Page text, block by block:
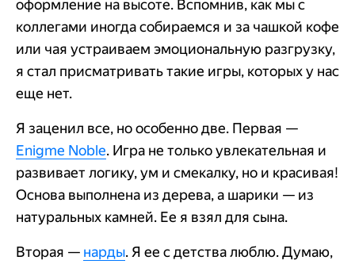
оформление на высоте. Вспомнив, как мы с
коллегами иногда собираемся и за чашкой кофе
или чая устраиваем эмоциональную разгрузку,
я стал присматривать такие игры, которых у нас
еще нет.
Я заценил все, но особенно две. Первая —
Enigme Noble. Игра не только увлекательная и
развивает логику, ум и смекалку, но и красивая!
Основа выполнена из дерева, а шарики — из
натуральных камней. Ее я взял для сына.
Вторая — нарды. Я ее с детства люблю. Думаю,